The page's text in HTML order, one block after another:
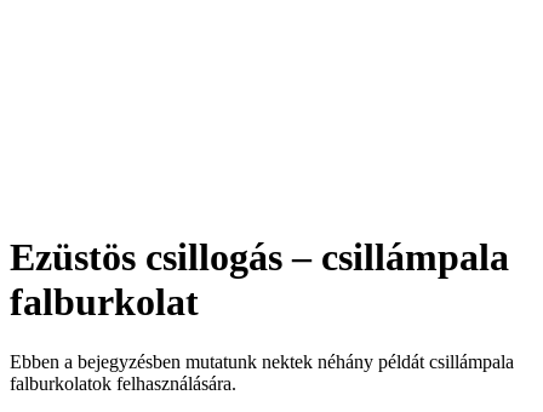
Ezüstös csillogás – csillámpala
falburkolat
Ebben a bejegyzésben mutatunk nektek néhány példát csillámpala
falburkolatok felhasználására.